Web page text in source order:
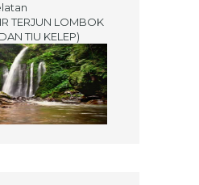
TERJUN LOMBOK
TIU KELEP)